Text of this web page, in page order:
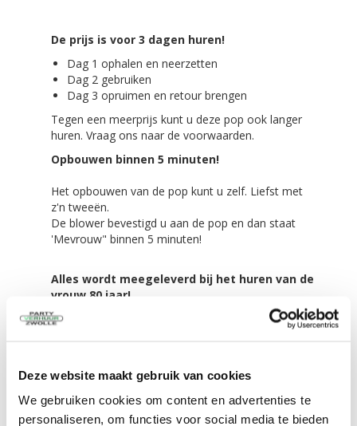
Deze website maakt gebruik van cookies
We gebruiken cookies om content en advertenties te
personaliseren, om functies voor social media te bieden
De prijs is voor 3 dagen huren!
Dag 1 ophalen en neerzetten
Dag 2 gebruiken
Dag 3 opruimen en retour brengen
Tegen een meerprijs kunt u deze pop ook langer
huren. Vraag ons naar de voorwaarden.
Opbouwen binnen 5 minuten!
Het opbouwen van de pop kunt u zelf. Liefst met
z'n tweeën.
De blower bevestigd u aan de pop en dan staat
'Mevrouw" binnen 5 minuten!
Alles wordt meegeleverd bij het huren van de
vrouw 80 jaar!
klinkers
De blower van 380 Watt
Eenvoudig te vervoeren!